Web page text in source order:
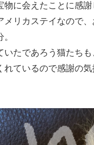
に会えたことに感
リカステイなので
たであろう猫たち
ているので感謝の